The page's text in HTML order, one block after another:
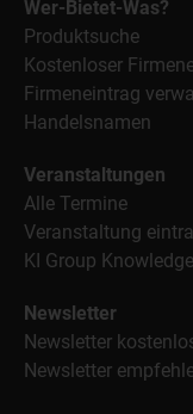
Wer-Bietet-Was?
Produktsuche
Kostenloser
Firmeneintrag
Handelsnamen
Veranstaltungen
Alle Termine
Veranstaltung
KI Group
Newsletter
Newsletter
Newsletter